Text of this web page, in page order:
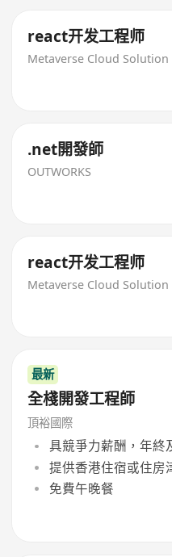
react开发工程师
Metaverse Cloud
.net開發師
OUTWORKS
react开发工程师
Metaverse Cloud
最新
全棧開發工程師
頂裕國際
具競爭力薪酬，年終
提供香港住宿或住房
免費午晚餐